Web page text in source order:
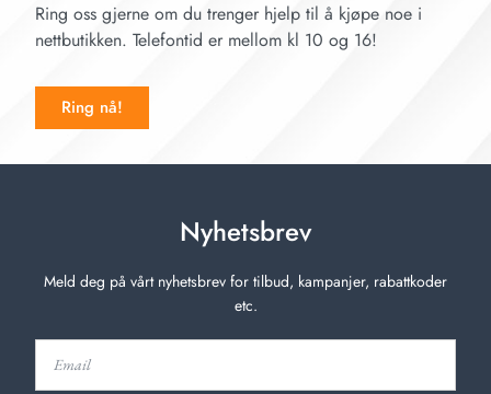
Ring oss gjerne om du trenger hjelp til å kjøpe noe i
nettbutikken. Telefontid er mellom kl 10 og 16!
Ring nå!
Nyhetsbrev
Meld deg på vårt nyhetsbrev for tilbud, kampanjer, rabattkoder
etc.